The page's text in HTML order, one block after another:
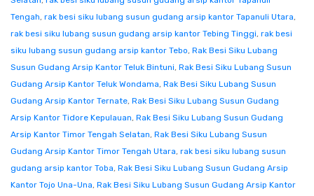
Tengah, rak besi siku lubang susun gudang arsip kantor Tapanuli Utara,
rak besi siku lubang susun gudang arsip kantor Tebing Tinggi, rak besi
siku lubang susun gudang arsip kantor Tebo, Rak Besi Siku Lubang
Susun Gudang Arsip Kantor Teluk Bintuni, Rak Besi Siku Lubang Susun
Gudang Arsip Kantor Teluk Wondama, Rak Besi Siku Lubang Susun
Gudang Arsip Kantor Ternate, Rak Besi Siku Lubang Susun Gudang
Arsip Kantor Tidore Kepulauan, Rak Besi Siku Lubang Susun Gudang
Arsip Kantor Timor Tengah Selatan, Rak Besi Siku Lubang Susun
Gudang Arsip Kantor Timor Tengah Utara, rak besi siku lubang susun
gudang arsip kantor Toba, Rak Besi Siku Lubang Susun Gudang Arsip
Kantor Tojo Una-Una, Rak Besi Siku Lubang Susun Gudang Arsip Kantor